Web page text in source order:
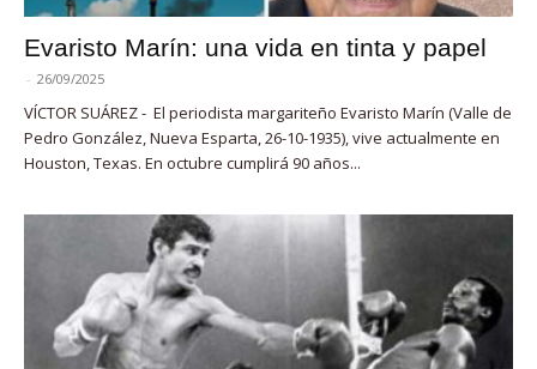
Evaristo Marín: una vida en tinta y papel
- 26/09/2025
VÍCTOR SUÁREZ - El periodista margariteño Evaristo Marín (Valle de
Pedro González, Nueva Esparta, 26-10-1935), vive actualmente en
Houston, Texas. En octubre cumplirá 90 años...